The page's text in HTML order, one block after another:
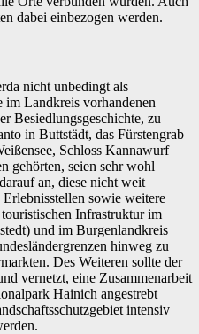
dabei einbezogen werden.
nicht unbedingt als
Landkreis vorhandenen
Besiedlungsgeschichte, zu
in Buttstädt, das Fürstengrab
Schloss Kannawurf
gehörten, seien sehr wohl
an, diese nicht weit
sowie weitere
Infrastruktur im
und im Burgenlandkreis
hinweg zu
Des Weiteren sollte der
vernetzt, eine Zusammenarbeit
Hainich angestrebt
intensiv